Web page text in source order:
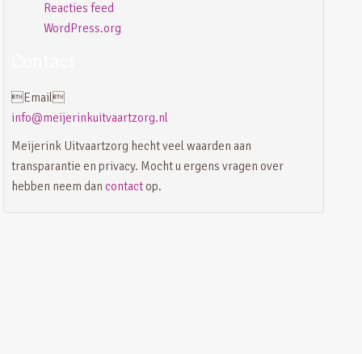
Reacties feed
WordPress.org
Email
info@meijerinkuitvaartzorg.nl
Meijerink Uitvaartzorg hecht veel waarden aan
transparantie en privacy. Mocht u ergens vragen over
hebben neem dancontact op.